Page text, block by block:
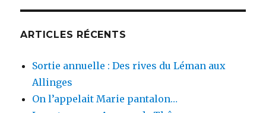
ARTICLES RÉCENTS
Sortie annuelle : Des rives du Léman aux
Allinges
On l’appelait Marie pantalon…